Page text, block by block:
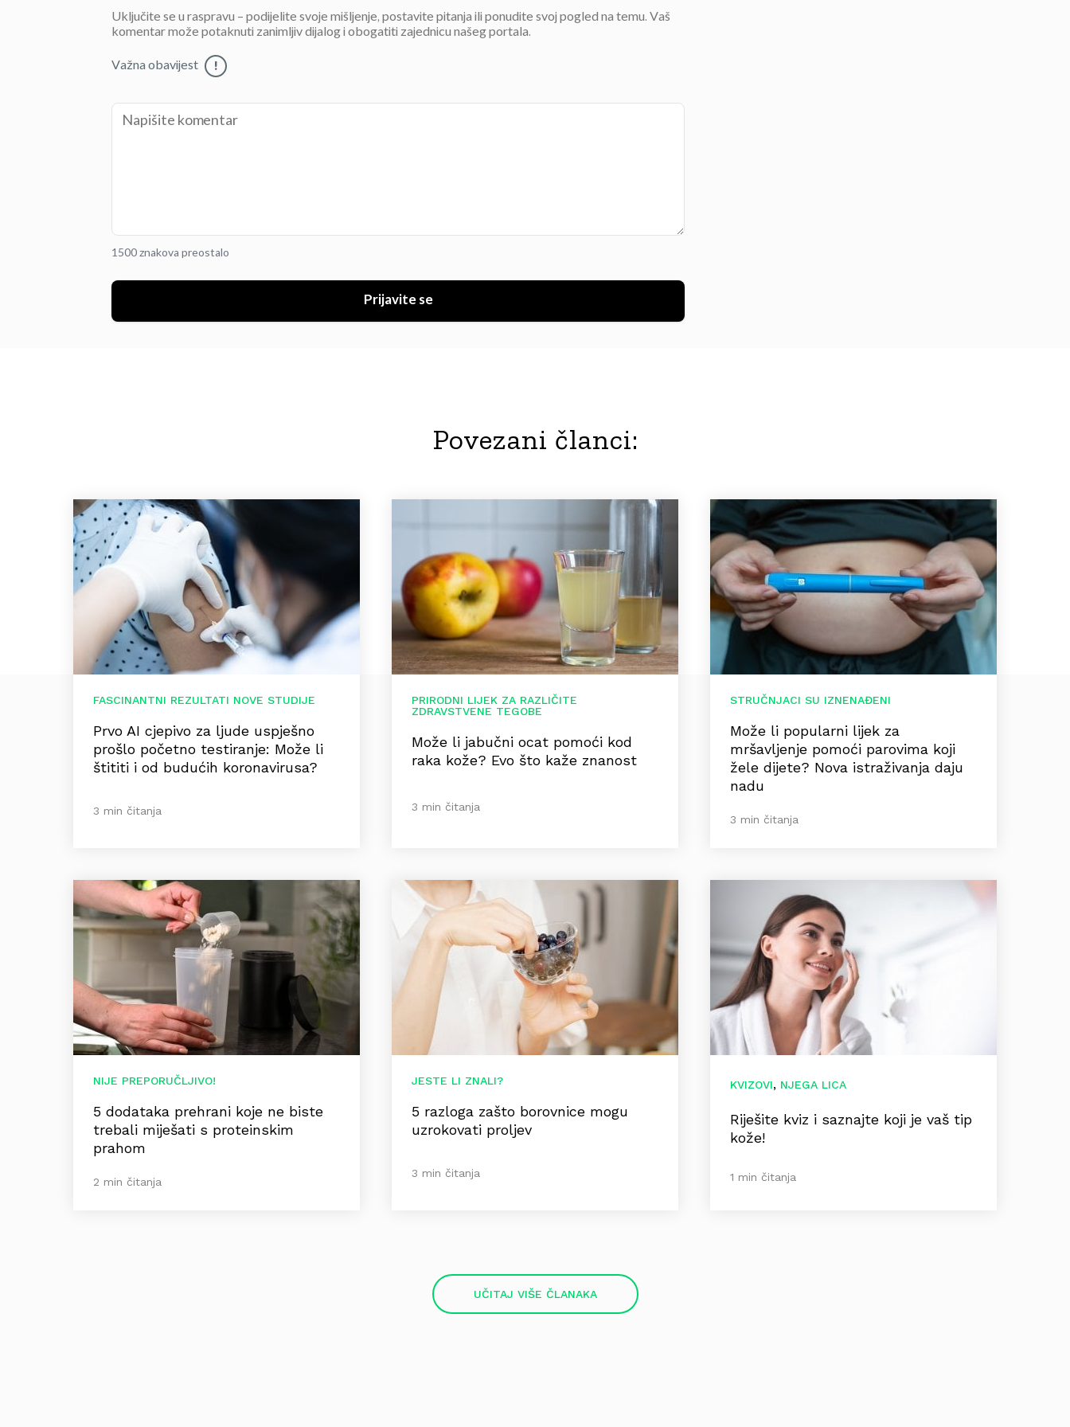
Uključite se u raspravu – podijelite svoje mišljenje, postavite pitanja ili ponudite svoj pogled na temu. Vaš
komentar može potaknuti zanimljiv dijalog i obogatiti zajednicu našeg portala.
Važna obavijest !
1500 znakova preostalo
Prijavite se
Povezani članci:
FASCINANTNI REZULTATI NOVE STUDIJE
Prvo AI cjepivo za ljude uspješno
prošlo početno testiranje: Može li
štititi i od budućih koronavirusa?
3 min čitanja
PRIRODNI LIJEK ZA RAZLIČITE
ZDRAVSTVENE TEGOBE
Može li jabučni ocat pomoći kod
raka kože? Evo što kaže znanost
3 min čitanja
STRUČNJACI SU IZNENAĐENI
Može li popularni lijek za
mršavljenje pomoći parovima koji
žele dijete? Nova istraživanja daju
nadu
3 min čitanja
NIJE PREPORUČLJIVO!
5 dodataka prehrani koje ne biste
trebali miješati s proteinskim
prahom
2 min čitanja
JESTE LI ZNALI?
5 razloga zašto borovnice mogu
uzrokovati proljev
3 min čitanja
KVIZOVI, NJEGA LICA
Riješite kviz i saznajte koji je vaš tip
kože!
1 min čitanja
UČITAJ VIŠE ČLANAKA